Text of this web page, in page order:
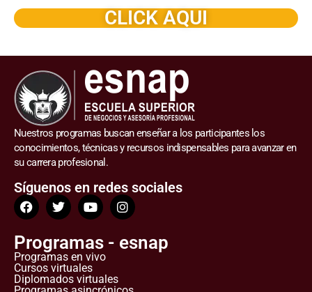
CLICK AQUI
Nuestros programas buscan enseñar a los participantes los
conocimientos, técnicas y recursos indispensables para avanzar en
su carrera profesional.
Síguenos en redes sociales
Programas - esnap
Programas en vivo
Cursos virtuales
Diplomados virtuales